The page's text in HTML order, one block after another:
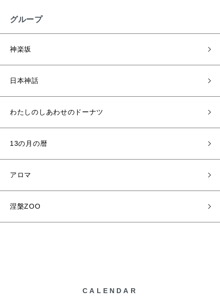
グループ
神楽坂
日本神話
わたしのしあわせのドーナツ
13の月の暦
アロマ
涅槃ZOO
CALENDAR